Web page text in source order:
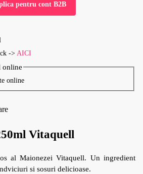
pentru cont B2B
-> AICI
online
Vitaquell
al Maionezei Vitaquell. Un ingredient
si sosuri delicioase.